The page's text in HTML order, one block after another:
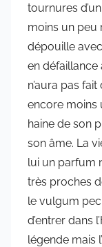
tournures
moins un peu
dépouille
en défaillance
n’aura pas
encore moins
haine de son
son âme. La
lui un parfum
très proches
le vulgum
d’entrer dans
légende mais